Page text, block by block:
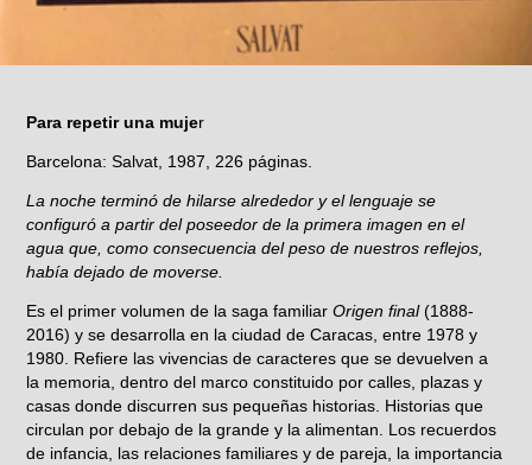
Para repetir una mujer
Barcelona: Salvat, 1987, 226 páginas.
La noche terminó de hilarse alrededor y el lenguaje se
configuró a partir del poseedor de la primera imagen en el
agua que, como consecuencia del peso de nuestros reflejos,
había dejado de moverse.
Es el primer volumen de la saga familiarOrigen final(1888-
2016) y se desarrolla en la ciudad de Caracas, entre 1978 y
1980. Refiere las vivencias de caracteres que se devuelven a
la memoria, dentro del marco constituido por calles, plazas y
casas donde discurren sus pequeñas historias. Historias que
circulan por debajo de la grande y la alimentan. Los recuerdos
de infancia, las relaciones familiares y de pareja, la importancia